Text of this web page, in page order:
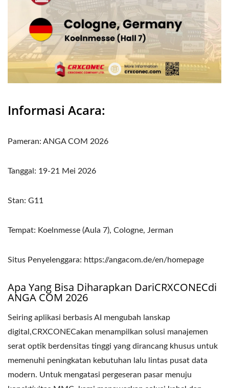
Informasi Acara:
Pameran: ANGA COM 2026
Tanggal: 19-21 Mei 2026
Stan: G11
Tempat: Koelnmesse (Aula 7), Cologne, Jerman
Situs Penyelenggara: https://angacom.de/en/homepage
Apa Yang Bisa Diharapkan DariCRXCONECdi
ANGA COM 2026
Seiring aplikasi berbasis AI mengubah lanskap
digital,CRXCONECakan menampilkan solusi manajemen
serat optik berdensitas tinggi yang dirancang khusus untuk
memenuhi peningkatan kebutuhan lalu lintas pusat data
modern. Untuk mengatasi pergeseran pasar menuju